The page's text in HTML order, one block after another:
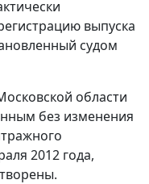
выпуска
судом
области
без изменения
2012 года,